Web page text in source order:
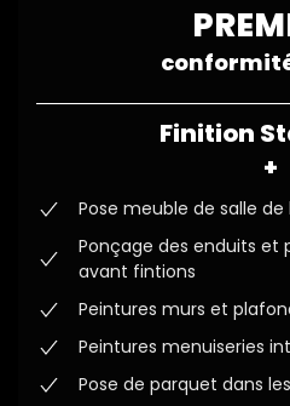
conformité
Finition
+
Pose meuble de salle
Ponçage des enduits et
avant fintions
Peintures murs et
Peintures menuiseries
Pose de parquet dans